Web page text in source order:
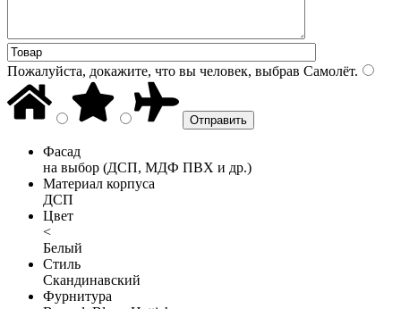
Пожалуйста, докажите, что вы человек, выбрав Самолёт.
Фасад
на выбор (ДСП, МДФ ПВХ и др.)
Материал корпуса
ДСП
Цвет
<
Белый
Стиль
Скандинавский
Фурнитура